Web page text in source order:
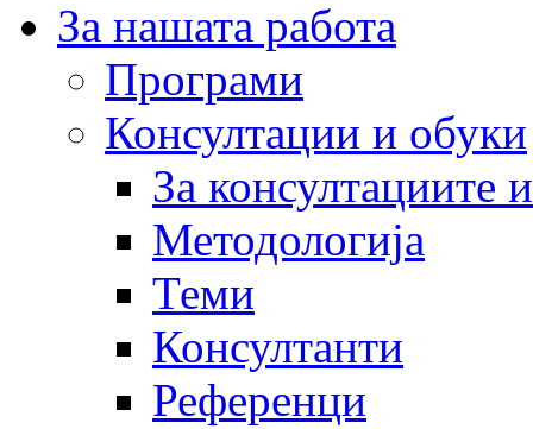
За нашата работа
Програми
Консултации и обуки
За консултациите
Методологија
Теми
Консултанти
Референци